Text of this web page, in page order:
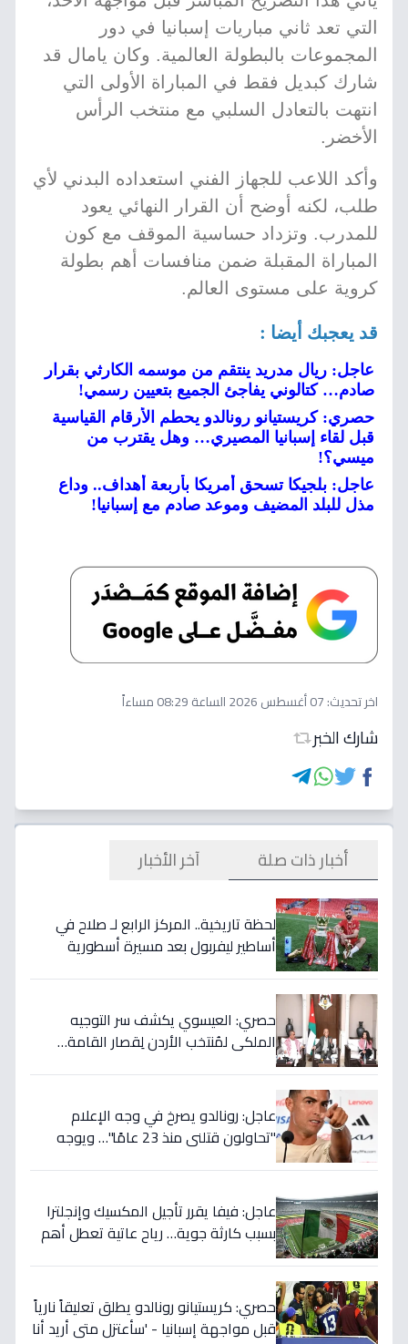
التي تعد ثاني مباريات إسبانيا في دور
المجموعات بالبطولة العالمية. وكان يامال قد
شارك كبديل فقط في المباراة الأولى التي
انتهت بالتعادل السلبي مع منتخب الرأس
الأخضر.
وأكد اللاعب للجهاز الفني استعداده البدني لأي
طلب، لكنه أوضح أن القرار النهائي يعود
للمدرب. وتزداد حساسية الموقف مع كون
المباراة المقبلة ضمن منافسات أهم بطولة
كروية على مستوى العالم.
قد يعجبك أيضا :
عاجل: ريال مدريد ينتقم من موسمه الكارثي بقرار
صادم… كتالوني يفاجئ الجميع بتعيين رسمي!
حصري: كريستيانو رونالدو يحطم الأرقام القياسية
قبل لقاء إسبانيا المصيري… وهل يقترب من
ميسي؟!
عاجل: بلجيكا تسحق أمريكا بأربعة أهداف.. وداع
مذل للبلد المضيف وموعد صادم مع إسبانيا!
اخر تحديث:07 أغسطس 2026 الساعة 08:29 مساءاً
شارك الخبر
أخبار ذات صلة آخر الأخبار
لحظة تاريخية.. المركز الرابع لـ صلاح في
أساطير ليفربول بعد مسيرة أسطورية
حصري: العيسوي يكشف سر التوجيه
الملكي لمُنتخب الأردن لِقصار القامة…
عاجل: رونالدو يصرخ في وجه الإعلام
"تحاولون قتلني منذ 23 عامًا"… ويوجه
عاجل: فيفا يقرر تأجيل المكسيك وإنجلترا
بسبب كارثة جوية… رياح عاتية تعطل أهم
حصري: كريستيانو رونالدو يطلق تعليقاً نارياً
قبل مواجهة إسبانيا - 'سأعتزل متى أريد أنا